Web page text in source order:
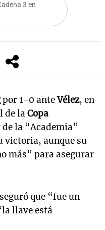
3 en
por 1-0 anteVélez, en
de laCopa
la “Academia”
victoria, aunque su
más” para asegurar
que “fue un
llave está
Notas